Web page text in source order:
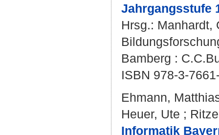
Jahrgangsstufe
Hrsg.: Manhardt,
Bamberg :
ISBN 978-3-
Ehmann,
Heuer, Ute ;
Informatik